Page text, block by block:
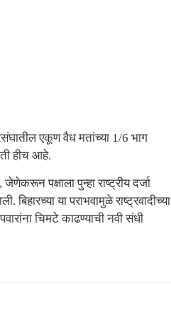
एकूण वैध मतांच्या 1/6 भाग
हीच आहे.
पक्षाला पुन्हा राष्ट्रीय दर्जा
बिहारच्या या पराभवामुळे राष्ट्रवादीच्या
चिमटे काढण्याची नवी संधी